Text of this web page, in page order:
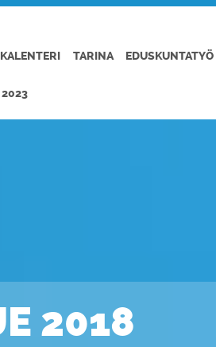
KALENTERI TARINA EDUSKUNTATYÖ
2023
2018